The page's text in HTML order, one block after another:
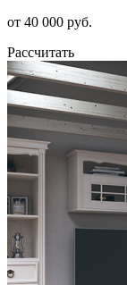
от 40 000 руб.
Рассчитать